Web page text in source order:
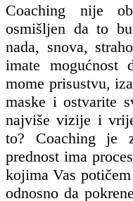
Coaching nije
osmišljen da to
nada, snova,
imate mogućnost
mome prisustvu,
maske i ostvarite
najviše vizije i
to? Coaching je
prednost ima
kojima Vas
odnosno da